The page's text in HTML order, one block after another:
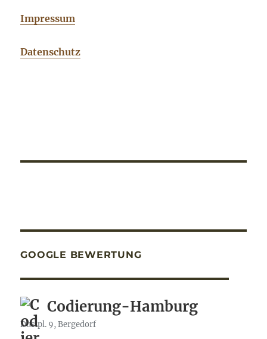
Impressum
Datenschutz
GOOGLE BEWERTUNG
Codierung-Hamburg
Dusipl. 9, Bergedorf